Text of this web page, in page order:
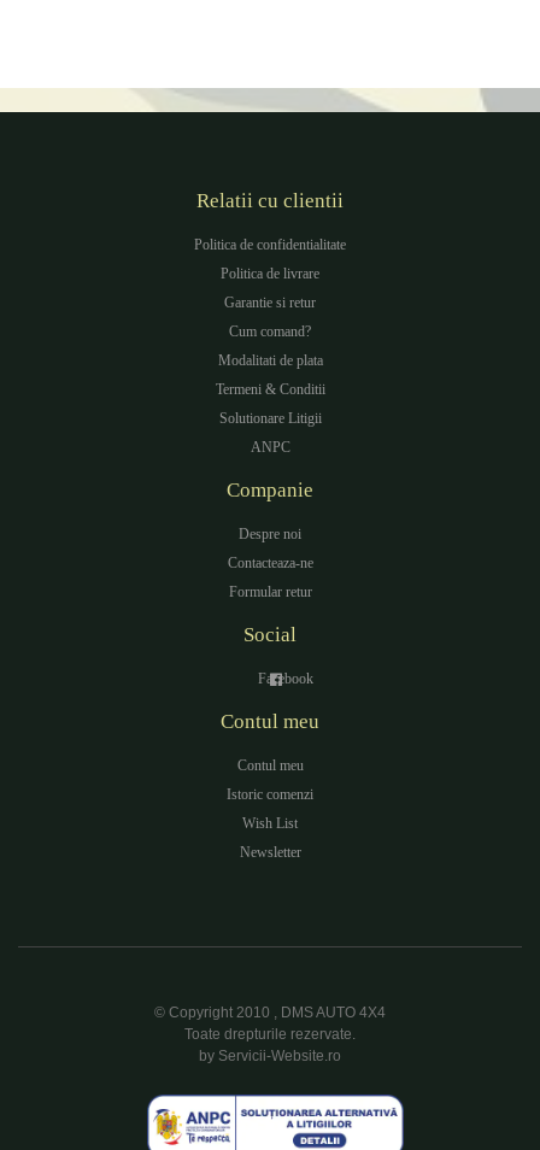
Relatii cu clientii
Politica de confidentialitate
Politica de livrare
Garantie si retur
Cum comand?
Modalitati de plata
Termeni & Conditii
Solutionare Litigii
ANPC
Companie
Despre noi
Contacteaza-ne
Formular retur
Social
Facebook
Contul meu
Contul meu
Istoric comenzi
Wish List
Newsletter
© Copyright 2010 , DMS AUTO 4X4
Toate drepturile rezervate.
by Servicii-Website.ro